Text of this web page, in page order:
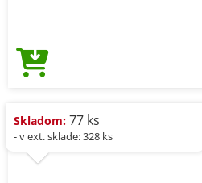
Skladom: 77 ks
- v ext. sklade: 328 ks